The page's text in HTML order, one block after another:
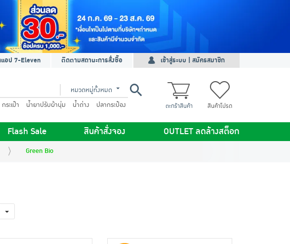
แอป 7-Eleven ติดตามสถานะการสั่งซื้อ เข้าสู่ระบบ | สมัครสมาชิก
หมวดหมู่ทั้งหมด
กระเป๋า น้ำยาปรับผ้านุ่ม น้ำด่าง ปลากระป๋อง ตะกร้าสินค้า สินค้าโปรด
Flash Sale สินค้าสั่งจอง OUTLET ลดล้างสต็อก
Green Bio